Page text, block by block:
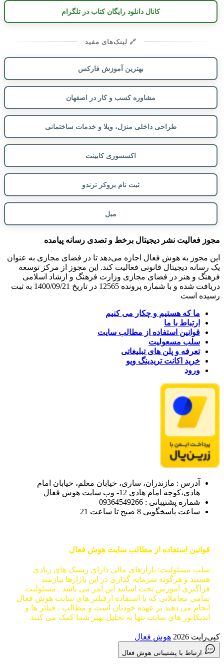
کانال دانلود رایگان کتاب در تلگرام
🔗 لینک‌های مفید
بهترین آموزش فارکس
مشاوره کسب و کار در اصفهان
طراحی داخلی منزل، ویلا و خدمات ساختمانی
اکسسوری کابینت
ثبت نام بروکر ترندو
مبل
مجوز فعالیت نشر دیجیتال برخط و تصدی رسانه پیامده
این مجوز به هوش فعال اجازه می‌دهد تا در فضای مجازی به عنوان
یک رسانه دیجیتال قانونی فعالیت کند. این مجوز از مرکز توسعه
فرهنگ و هنر در فضای مجازی وزارت فرهنگ و ارشاد اسلامی
دریافت شده و با شماره پرونده 12565 در تاریخ 1400/09/21 به ثبت
رسیده است
ما که هستیم و چکار می کنیم
ارتباط با ما
قوانین استفاده از مطالب سایت
سلب مسعولیت
تعرفه و پلن های تبلیغاتی
خرید اکانت تریدینگ ویو
ورود
آدرس : مازندران، ساری، خیابان معلم، خیابان امام
هادی،کوچه امام هادی 12- وب سایت هوش فعال
شماره پشتیبانی : 09364549266
ساعت پاسخگویی 8 صبح تا ساعت 21
قوانین استفاده از مطالب سایت هوش فعال
سلب مسئولیت: بازارهای مالی دارای ریسک های زیادی
هستند و هرگونه سرمایه گذاری در این بازارها نیازمند
فراگیری آموزش تحت اساتید این امر می باشد . مسئولیت
تمامی معاملاتی که با استفاده ازفیلتر های سایت هوش فعال
انجام می دهید بر عهده خودتان است و مطالب ، فیلتر ها و
اندیکاتور های سایت تنها به تحلیل بهتر شما کمک می کنند.
کپی‌رایت 2026 هوش فعال
ارتباط با پشتیبانی هوش فعال